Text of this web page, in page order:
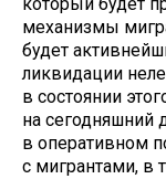
который будет
механизмы
будет
ликвидации
в состоянии
на сегодняшний
в оперативном
с мигрантами, в